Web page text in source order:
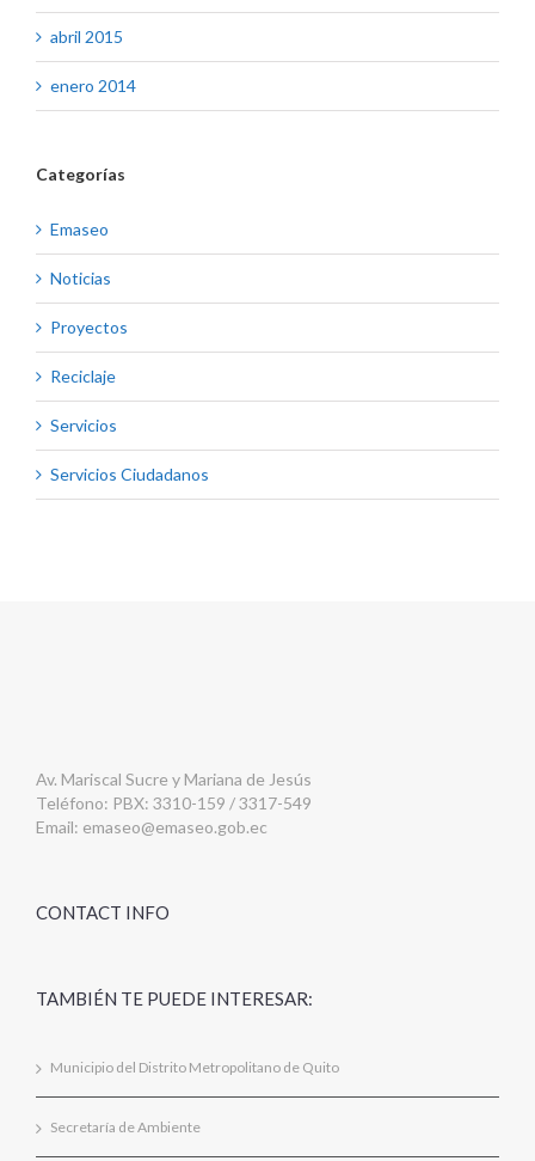
abril 2015
enero 2014
Categorías
Emaseo
Noticias
Proyectos
Reciclaje
Servicios
Servicios Ciudadanos
Av. Mariscal Sucre y Mariana de Jesús
Teléfono: PBX: 3310-159 / 3317-549
Email: emaseo@emaseo.gob.ec
CONTACT INFO
TAMBIÉN TE PUEDE INTERESAR:
Municipio del Distrito Metropolitano de Quito
Secretaría de Ambiente